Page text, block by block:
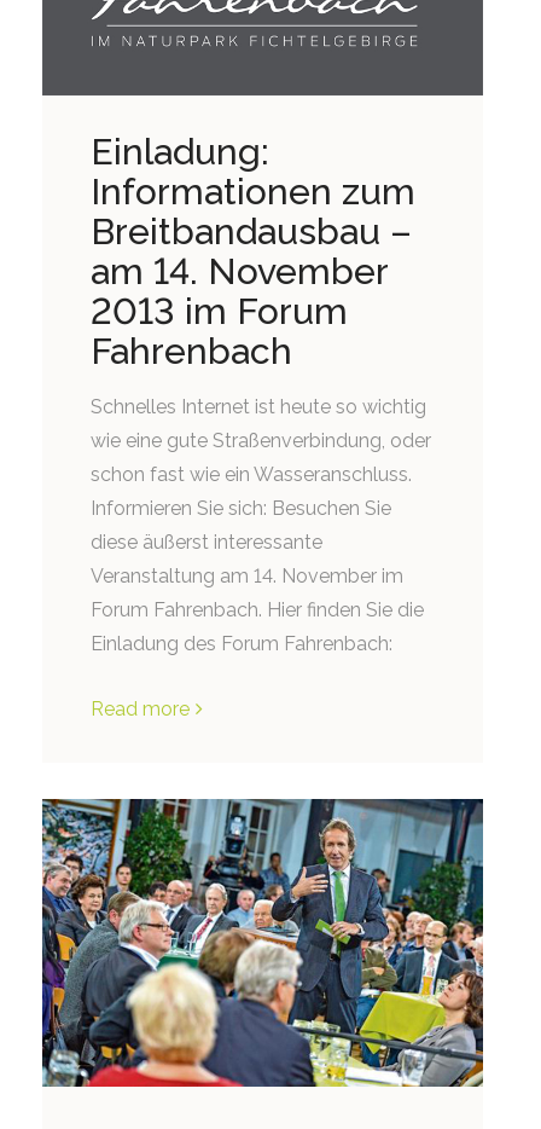
Einladung:
Informationen zum
Breitbandausbau –
am 14. November
2013 im Forum
Fahrenbach
Schnelles Internet ist heute so wichtig
wie eine gute Straßenverbindung, oder
schon fast wie ein Wasseranschluss.
Informieren Sie sich: Besuchen Sie
diese äußerst interessante
Veranstaltung am 14. November im
Forum Fahrenbach. Hier finden Sie die
Einladung des Forum Fahrenbach:
Read more